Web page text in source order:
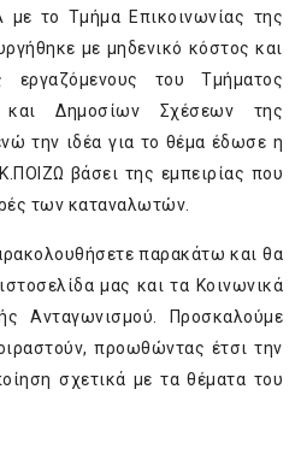
το Τμήμα Επικοινωνίας της
με μηδενικό κόστος και
του Τμήματος
και Δημοσίων Σχέσεων της
την ιδέα για το θέμα έδωσε η
βάσει της εμπειρίας που
των καταναλωτών.
παρακάτω και θα
μας και τα Κοινωνικά
Ανταγωνισμού. Προσκαλούμε
προωθώντας έτσι την
σχετικά με τα θέματα του